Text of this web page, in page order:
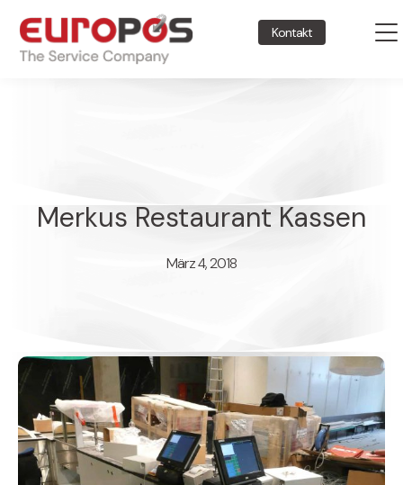
Kontakt
Merkus Restaurant Kassen
März 4, 2018